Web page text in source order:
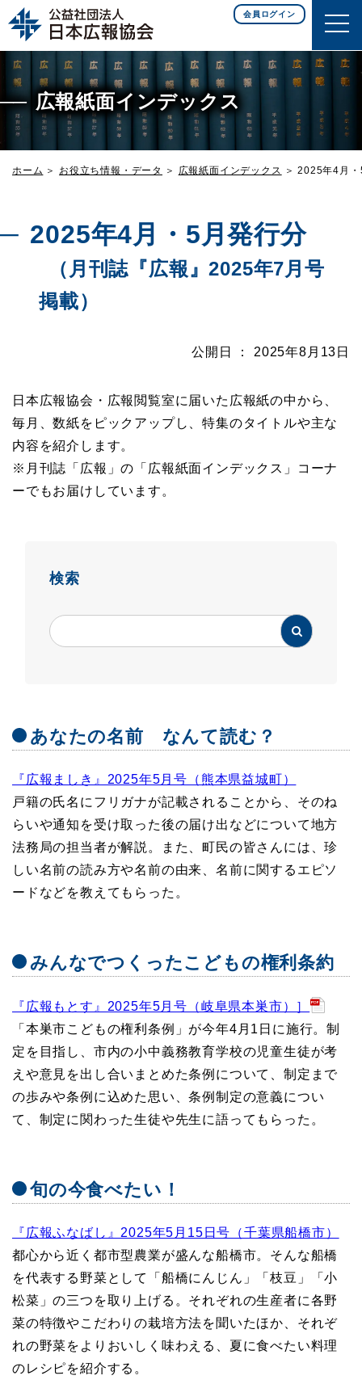
このページの本文へ移動
会員ログイン
広報紙面インデックス
ホーム お役立ち情報・データ 広報紙面インデックス 2025年4月・
2025年4月・5月発行分
（月刊誌『広報』2025年7月号
掲載）
公開日 ： 2025年8月13日
日本広報協会・広報閲覧室に届いた広報紙の中から、
毎月、数紙をピックアップし、特集のタイトルや主な
内容を紹介します。
※月刊誌「広報」の「広報紙面インデックス」コーナ
ーでもお届けしています。
検索
あなたの名前 なんて読む？
『広報ましき』2025年5月号（熊本県益城町）
戸籍の氏名にフリガナが記載されることから、そのね
らいや通知を受け取った後の届け出などについて地方
法務局の担当者が解説。また、町民の皆さんには、珍
しい名前の読み方や名前の由来、名前に関するエピソ
ードなどを教えてもらった。
みんなでつくったこどもの権利条約
『広報もとす』2025年5月号（岐阜県本巣市）］
「本巣市こどもの権利条例」が今年4月1日に施行。制
定を目指し、市内の小中義務教育学校の児童生徒が考
えや意見を出し合いまとめた条例について、制定まで
の歩みや条例に込めた思い、条例制定の意義につい
て、制定に関わった生徒や先生に語ってもらった。
旬の今食べたい！
『広報ふなばし』2025年5月15日号（千葉県船橋市）
都心から近く都市型農業が盛んな船橋市。そんな船橋
を代表する野菜として「船橋にんじん」「枝豆」「小
松菜」の三つを取り上げる。それぞれの生産者に各野
菜の特徴やこだわりの栽培方法を聞いたほか、それぞ
れの野菜をよりおいしく味わえる、夏に食べたい料理
のレシピを紹介する。